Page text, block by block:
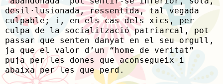
desil·lusionada, ressentida, tal vegada
culpable; i, en els cas dels xics, per
culpa de la socialització patriarcal, pot
passar que senten danyat en el seu orgull,
ja que el valor d’un “home de veritat”
puja per les dones que aconsegueix i
abaixa per les que perd.